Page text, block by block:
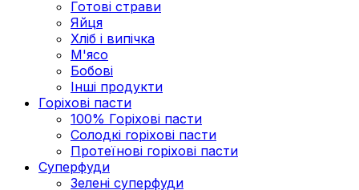
Готові страви
Яйця
Хліб і випічка
М'ясо
Бобові
Інші продукти
Горіхові пасти
100% Горіхові пасти
Солодкі горіхові пасти
Протеїнові горіхові пасти
Суперфуди
Зелені суперфуди